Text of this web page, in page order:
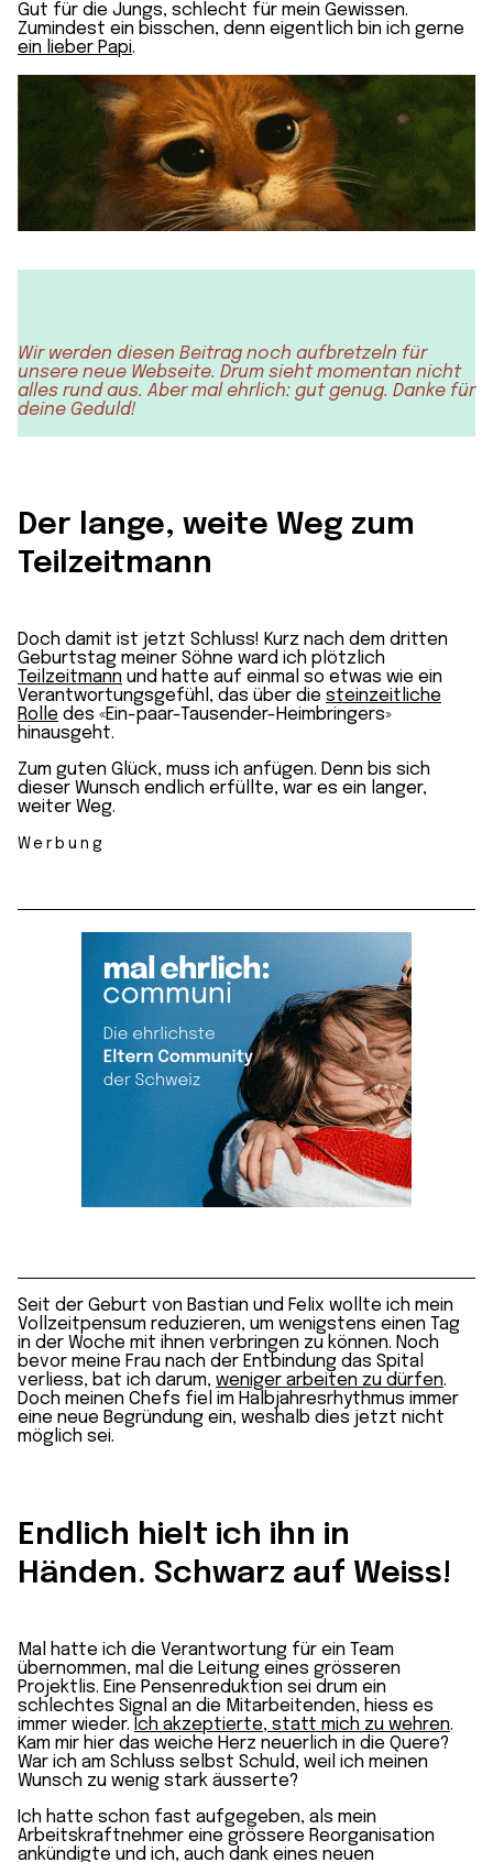
Gut für die Jungs, schlecht für mein Gewissen.
Zumindest ein bisschen, denn eigentlich bin ich gerne
ein lieber Papi.
Wir werden diesen Beitrag noch aufbretzeln für
unsere neue Webseite. Drum sieht momentan nicht
alles rund aus. Aber mal ehrlich: gut genug. Danke für
deine Geduld!
Der lange, weite Weg zum
Teilzeitmann
Doch damit ist jetzt Schluss! Kurz nach dem dritten
Geburtstag meiner Söhne ward ich plötzlich
Teilzeitmann und hatte auf einmal so etwas wie ein
Verantwortungsgefühl, das über die steinzeitliche
Rolle des «Ein-paar-Tausender-Heimbringers»
hinausgeht.
Zum guten Glück, muss ich anfügen. Denn bis sich
dieser Wunsch endlich erfüllte, war es ein langer,
weiter Weg.
Werbung
Seit der Geburt von Bastian und Felix wollte ich mein
Vollzeitpensum reduzieren, um wenigstens einen Tag
in der Woche mit ihnen verbringen zu können. Noch
bevor meine Frau nach der Entbindung das Spital
verliess, bat ich darum, weniger arbeiten zu dürfen.
Doch meinen Chefs fiel im Halbjahresrhythmus immer
eine neue Begründung ein, weshalb dies jetzt nicht
möglich sei.
Endlich hielt ich ihn in
Händen. Schwarz auf Weiss!
Mal hatte ich die Verantwortung für ein Team
übernommen, mal die Leitung eines grösseren
Projektlis. Eine Pensenreduktion sei drum ein
schlechtes Signal an die Mitarbeitenden, hiess es
immer wieder. Ich akzeptierte, statt mich zu wehren.
Kam mir hier das weiche Herz neuerlich in die Quere?
War ich am Schluss selbst Schuld, weil ich meinen
Wunsch zu wenig stark äusserte?
Ich hatte schon fast aufgegeben, als mein
Arbeitskraftnehmer eine grössere Reorganisation
ankündigte und ich, auch dank eines neuen